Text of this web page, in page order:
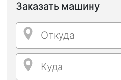
Заказать машину